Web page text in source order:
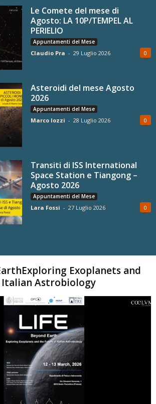
Le Comete del mese di
Agosto: LA 10P/TEMPEL AL
PERIELIO
Appuntamenti del Mese
Claudio Pra - 29 Luglio 2026 0
Asteroidi del mese Agosto
2026
Appuntamenti del Mese
Marco Iozzi - 28 Luglio 2026 0
Transiti di ISS International
Space Station e Tiangong –
Agosto 2026
Appuntamenti del Mese
Lara Fossi - 27 Luglio 2026 0
Exoplanets and
Astrobiology